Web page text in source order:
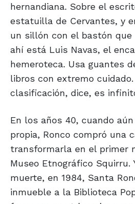
hernandiana. Sobre el
estatuilla de Cervantes, y
un sillón con el bastón que
ahí está Luis Navas, el
hemeroteca. Usa guantes
libros con extremo
clasificación, dice, es
En los años 40, cuando
propia, Ronco compró una
transformarla en el primer
Museo Etnográfico Squirru.
muerte, en 1984, Santa
inmueble a la Biblioteca